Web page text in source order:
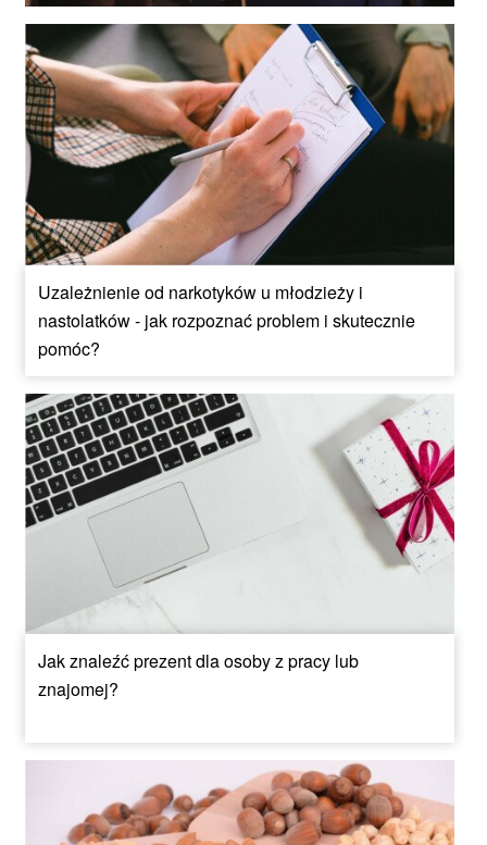
Uzależnienie od narkotyków u młodzieży i
nastolatków - jak rozpoznać problem i skutecznie
pomóc?
Jak znaleźć prezent dla osoby z pracy lub
znajomej?